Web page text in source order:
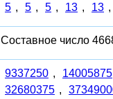
5 , 5 , 5 , 13 , 13 ,
Составное число
9337250 , 14005875
32680375 ,